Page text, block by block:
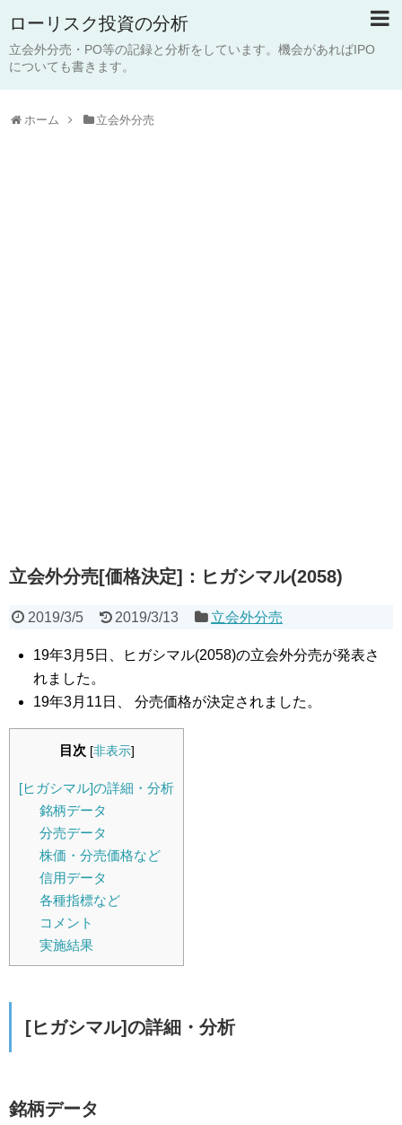
ローリスク投資の分析
立会外分売・PO等の記録と分析をしています。機会があればIPO
についても書きます。
ホーム 立会外分売
立会外分売[価格決定]：ヒガシマル(2058)
2019/3/5 2019/3/13 立会外分売
19年3月5日、ヒガシマル(2058)の立会外分売が発表さ
れました。
19年3月11日、 分売価格が決定されました。
目次 [非表示]
[ヒガシマル]の詳細・分析
銘柄データ
分売データ
株価・分売価格など
信用データ
各種指標など
コメント
実施結果
[ヒガシマル]の詳細・分析
銘柄データ